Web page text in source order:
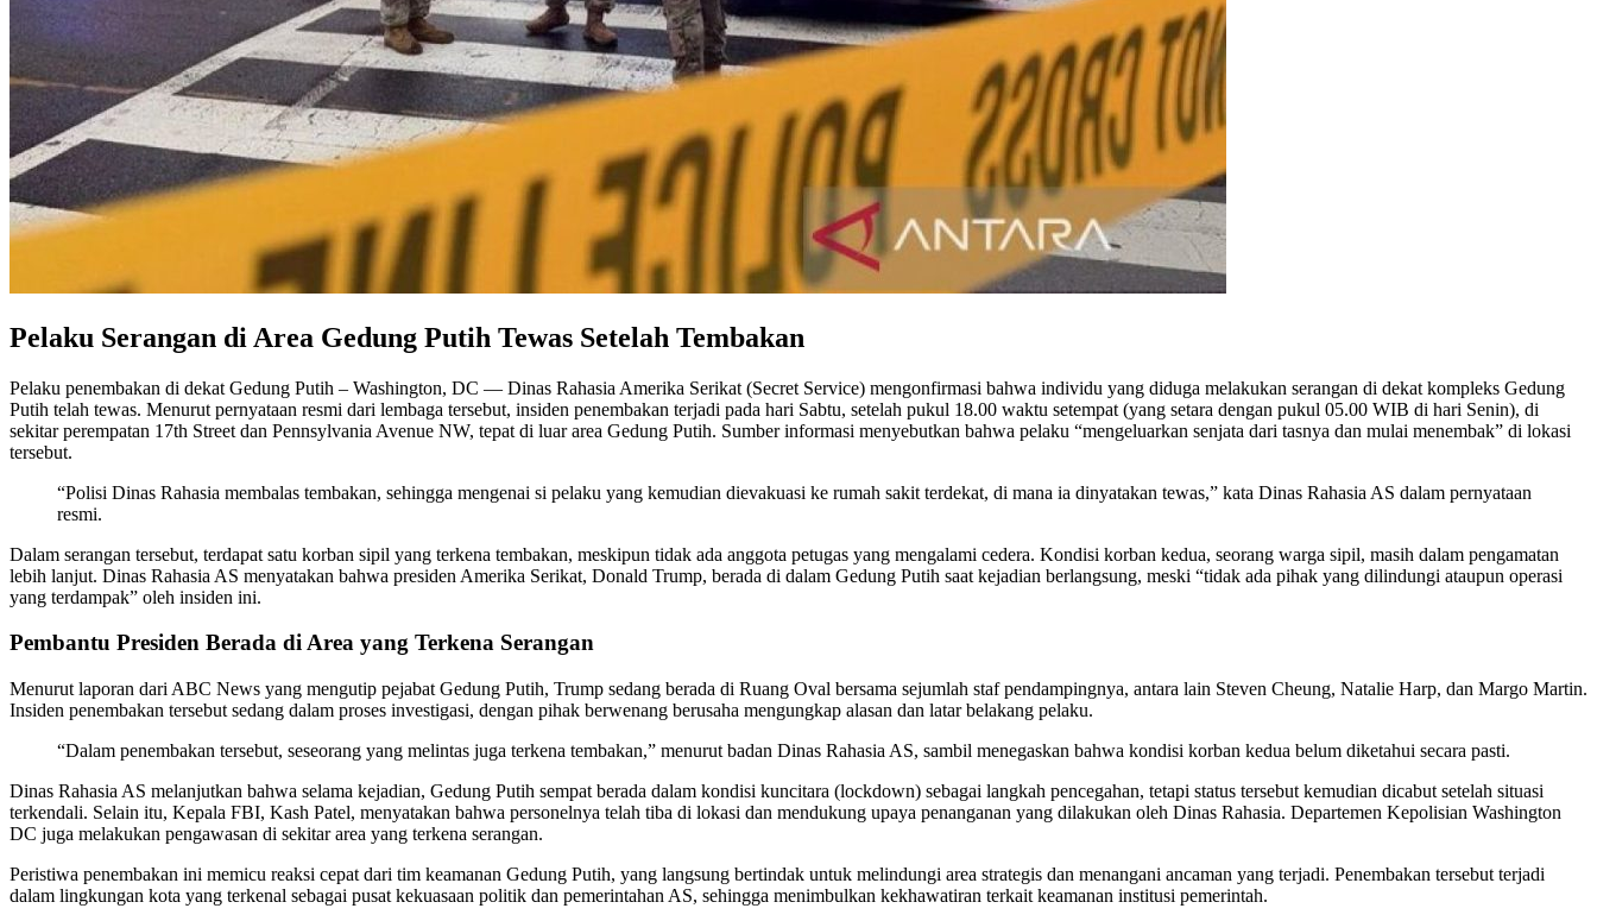
Pelaku Serangan di Area Gedung Putih Tewas Setelah Tembakan
Pelaku penembakan di dekat Gedung Putih – Washington, DC — Dinas Rahasia Amerika Serikat (Secret Service) mengonfirmasi bahwa individu yang diduga melakukan serangan di dekat kompleks Gedung
Putih telah tewas. Menurut pernyataan resmi dari lembaga tersebut, insiden penembakan terjadi pada hari Sabtu, setelah pukul 18.00 waktu setempat (yang setara dengan pukul 05.00 WIB di hari Senin), di
sekitar perempatan 17th Street dan Pennsylvania Avenue NW, tepat di luar area Gedung Putih. Sumber informasi menyebutkan bahwa pelaku “mengeluarkan senjata dari tasnya dan mulai menembak” di lokasi
tersebut.
“Polisi Dinas Rahasia membalas tembakan, sehingga mengenai si pelaku yang kemudian dievakuasi ke rumah sakit terdekat, di mana ia dinyatakan tewas,” kata Dinas Rahasia AS dalam pernyataan
resmi.
Dalam serangan tersebut, terdapat satu korban sipil yang terkena tembakan, meskipun tidak ada anggota petugas yang mengalami cedera. Kondisi korban kedua, seorang warga sipil, masih dalam pengamatan
lebih lanjut. Dinas Rahasia AS menyatakan bahwa presiden Amerika Serikat, Donald Trump, berada di dalam Gedung Putih saat kejadian berlangsung, meski “tidak ada pihak yang dilindungi ataupun operasi
yang terdampak” oleh insiden ini.
Pembantu Presiden Berada di Area yang Terkena Serangan
Menurut laporan dari ABC News yang mengutip pejabat Gedung Putih, Trump sedang berada di Ruang Oval bersama sejumlah staf pendampingnya, antara lain Steven Cheung, Natalie Harp, dan Margo Martin.
Insiden penembakan tersebut sedang dalam proses investigasi, dengan pihak berwenang berusaha mengungkap alasan dan latar belakang pelaku.
“Dalam penembakan tersebut, seseorang yang melintas juga terkena tembakan,” menurut badan Dinas Rahasia AS, sambil menegaskan bahwa kondisi korban kedua belum diketahui secara pasti.
Dinas Rahasia AS melanjutkan bahwa selama kejadian, Gedung Putih sempat berada dalam kondisi kuncitara (lockdown) sebagai langkah pencegahan, tetapi status tersebut kemudian dicabut setelah situasi
terkendali. Selain itu, Kepala FBI, Kash Patel, menyatakan bahwa personelnya telah tiba di lokasi dan mendukung upaya penanganan yang dilakukan oleh Dinas Rahasia. Departemen Kepolisian Washington
DC juga melakukan pengawasan di sekitar area yang terkena serangan.
Peristiwa penembakan ini memicu reaksi cepat dari tim keamanan Gedung Putih, yang langsung bertindak untuk melindungi area strategis dan menangani ancaman yang terjadi. Penembakan tersebut terjadi
dalam lingkungan kota yang terkenal sebagai pusat kekuasaan politik dan pemerintahan AS, sehingga menimbulkan kekhawatiran terkait keamanan institusi pemerintah.